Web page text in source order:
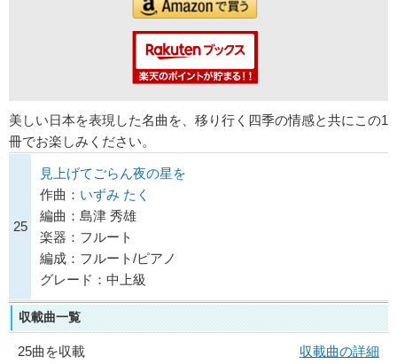
美しい日本を表現した名曲を、移り行く四季の情感と共にこの1
冊でお楽しみください。
25
見上げてごらん夜の星を
作曲： いずみ たく
編曲：島津 秀雄
楽器：フルート
編成：フルート/ピアノ
グレード：中上級
収載曲一覧
25曲を収載
収載曲の詳細